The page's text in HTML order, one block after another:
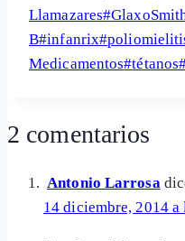
la
entrada:
Llamazares#
B#infanrix#
Medicamentos#tétanos
2 comentarios
Antonio Larrosa
14 diciembre, 2014 a